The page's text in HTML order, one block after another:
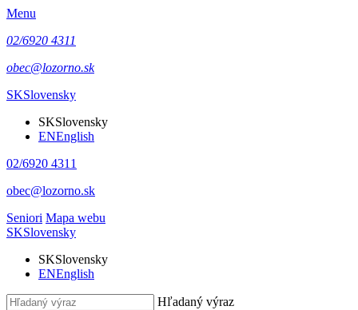
Menu
02/6920 4311
obec@lozorno.sk
SKSlovensky
SKSlovensky
ENEnglish
02/6920 4311
obec@lozorno.sk
Seniori Mapa webu
SKSlovensky
SKSlovensky
ENEnglish
Hľadaný výraz